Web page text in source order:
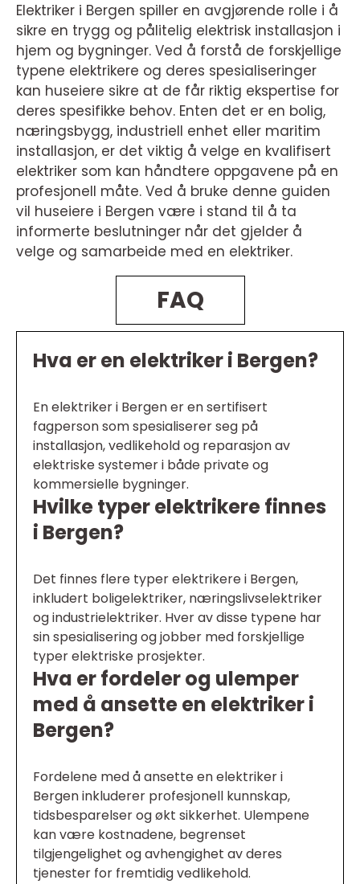
Elektriker i Bergen spiller en avgjørende rolle i å
sikre en trygg og pålitelig elektrisk installasjon i
hjem og bygninger. Ved å forstå de forskjellige
typene elektrikere og deres spesialiseringer
kan huseiere sikre at de får riktig ekspertise for
deres spesifikke behov. Enten det er en bolig,
næringsbygg, industriell enhet eller maritim
installasjon, er det viktig å velge en kvalifisert
elektriker som kan håndtere oppgavene på en
profesjonell måte. Ved å bruke denne guiden
vil huseiere i Bergen være i stand til å ta
informerte beslutninger når det gjelder å
velge og samarbeide med en elektriker.
FAQ
Hva er en elektriker i Bergen?
En elektriker i Bergen er en sertifisert
fagperson som spesialiserer seg på
installasjon, vedlikehold og reparasjon av
elektriske systemer i både private og
kommersielle bygninger.
Hvilke typer elektrikere finnes
i Bergen?
Det finnes flere typer elektrikere i Bergen,
inkludert boligelektriker, næringslivselektriker
og industrielektriker. Hver av disse typene har
sin spesialisering og jobber med forskjellige
typer elektriske prosjekter.
Hva er fordeler og ulemper
med å ansette en elektriker i
Bergen?
Fordelene med å ansette en elektriker i
Bergen inkluderer profesjonell kunnskap,
tidsbesparelser og økt sikkerhet. Ulempene
kan være kostnadene, begrenset
tilgjengelighet og avhengighet av deres
tjenester for fremtidig vedlikehold.